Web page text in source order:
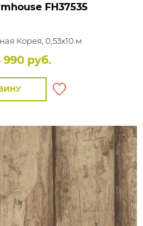
FH37535
Корея, 0,53x10 м
990 руб.